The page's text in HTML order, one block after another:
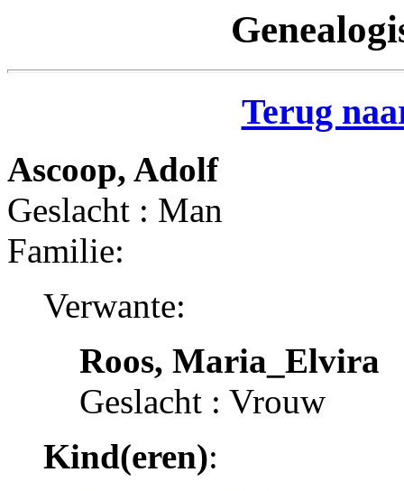
Terug
Ascoop, Adolf
Geslacht : Man
Familie:
Verwante:
Roos, Maria_Elvira
Geslacht : Vrouw
Kind(eren):